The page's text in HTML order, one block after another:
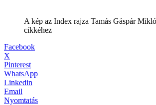
A kép az Index rajza Tamás Gáspár
cikkéhez
Facebook
X
Pinterest
WhatsApp
Linkedin
Email
Nyomtatás